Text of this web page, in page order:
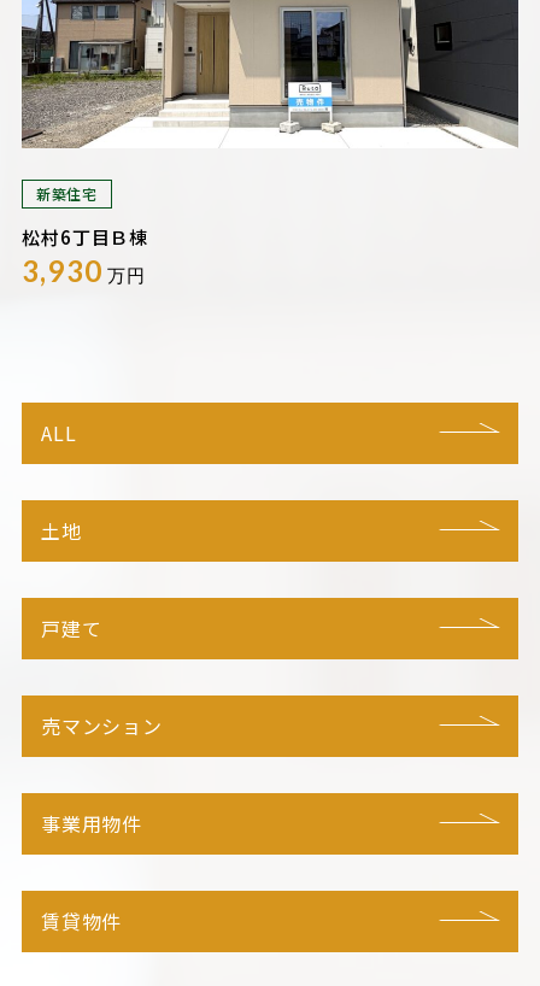
新築住宅
松村6丁目Ｂ棟
3,930 万円
ALL
土地
戸建て
売マンション
事業用物件
賃貸物件